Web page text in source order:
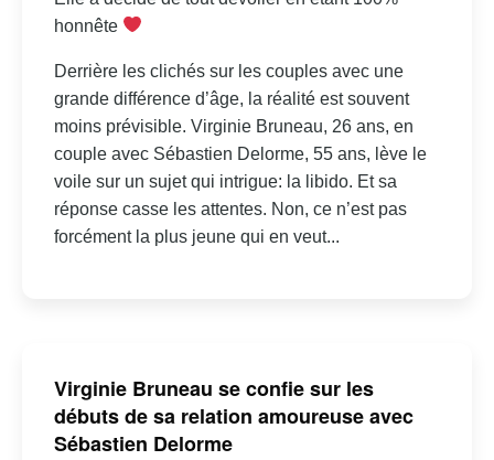
honnête
Derrière les clichés sur les couples avec une
grande différence d’âge, la réalité est souvent
moins prévisible. Virginie Bruneau, 26 ans, en
couple avec Sébastien Delorme, 55 ans, lève le
voile sur un sujet qui intrigue: la libido. Et sa
réponse casse les attentes. Non, ce n’est pas
forcément la plus jeune qui en veut...
Virginie Bruneau se confie sur les
débuts de sa relation amoureuse avec
Sébastien Delorme